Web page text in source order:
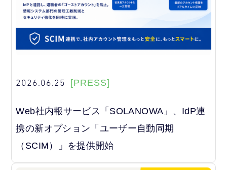
2026.06.25 [PRESS]
Web社内報サービス「SOLANOWA」、IdP連
携の新オプション「ユーザー自動同期
（SCIM）」を提供開始